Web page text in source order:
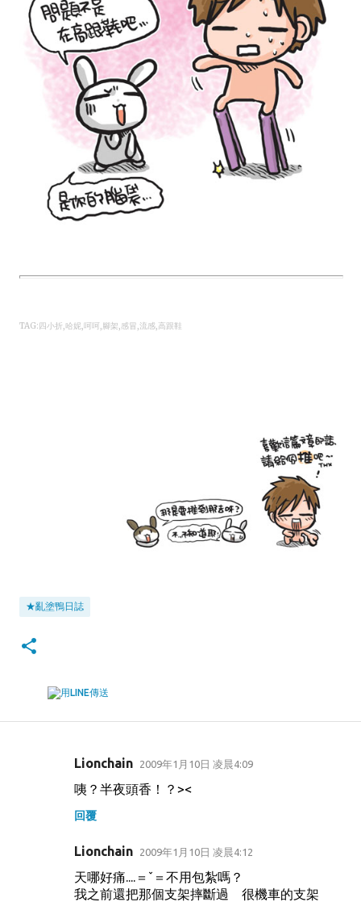
TAG:四小折,哈妮,呵呵,腳架,感冒,流感,高跟鞋
★亂塗鴨日誌
Lionchain 2009年1月10日 凌晨4:09
咦？半夜頭香！？><
回覆
Lionchain 2009年1月10日 凌晨4:12
天哪好痛....＝ˇ＝不用包紮嗎？
我之前還把那個支架摔斷過 很機車的支架